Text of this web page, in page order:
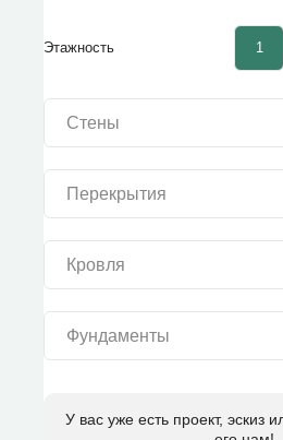
Этажность 1
Стены
Перекрытия
Кровля
Фундаменты
У вас уже есть проект, эскиз